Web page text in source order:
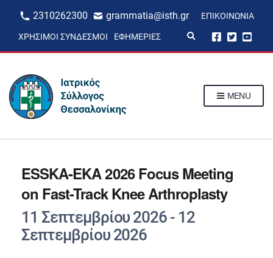
2310262300 grammatia@isth.gr ΕΠΙΚΟΙΝΩΝΊΑ
ΧΡΉΣΙΜΟΙ ΣΎΝΔΕΣΜΟΙ ΕΦΗΜΕΡΊΕΣ
p
m
MENU
ESSKA-EKA 2026 Focus Meeting
on Fast-Track Knee Arthroplasty
11 Σεπτεμβρίου 2026 - 12
Σεπτεμβρίου 2026